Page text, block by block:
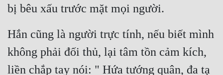
bị bêu xấu trước mặt mọi người.
Hắn cũng là người trực tính, nếu biết mình
không phải đối thủ, lại tâm tồn cảm kích,
liền chắp tay nói: " Hứa tướng quân, đa tạ